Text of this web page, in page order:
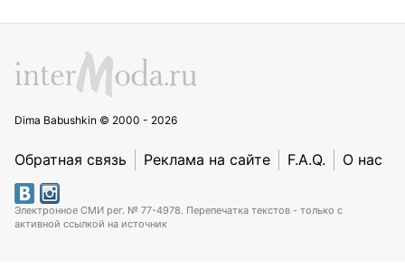
Dima Babushkin © 2000 - 2026
Обратная связь Реклама на сайте F.A.Q. О нас
Электронное СМИ рег. № 77-4978. Перепечатка текстов - только с
активной ссылкой на источник